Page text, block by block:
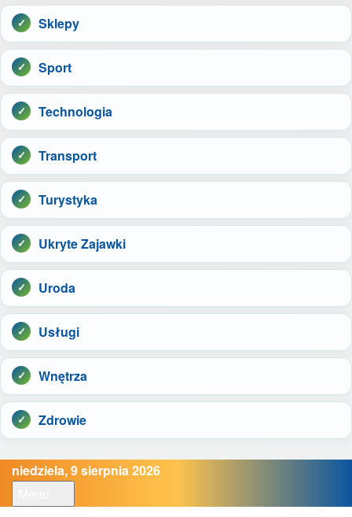
Sklepy
Sport
Technologia
Transport
Turystyka
Ukryte Zajawki
Uroda
Usługi
Wnętrza
Zdrowie
niedziela, 9 sierpnia 2026